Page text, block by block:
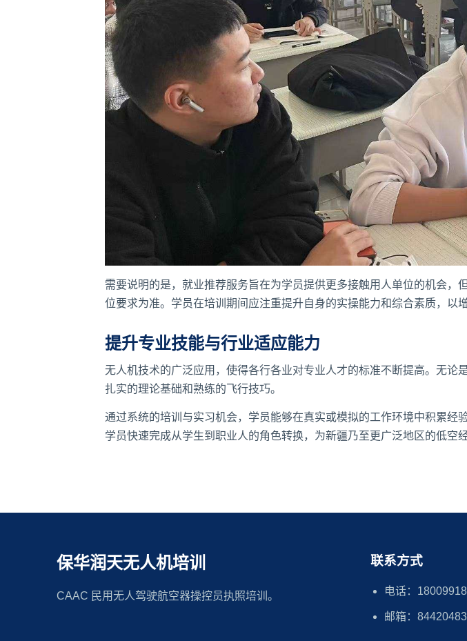
需要说明的是，就业推荐服务旨在为学员提供更多接触用人单位的机会
位要求为准。学员在培训期间应注重提升自身的实操能力和综合素质，以
提升专业技能与行业适应能力
无人机技术的广泛应用，使得各行各业对专业人才的标准不断提高。无
扎实的理论基础和熟练的飞行技巧。
通过系统的培训与实习机会，学员能够在真实或模拟的工作环境中积累
学员快速完成从学生到职业人的角色转换，为新疆乃至更广泛地区的低空
保华润天无人机培训
CAAC 民用无人驾驶航空器操控员执照培训。
联系方式
电话：
邮箱：